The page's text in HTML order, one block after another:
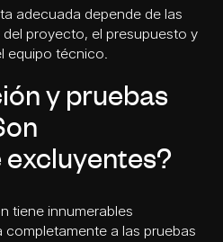
adecuada depende de las
proyecto, el presupuesto y
equipo técnico.
y pruebas
tiene innumerables
a las pruebas